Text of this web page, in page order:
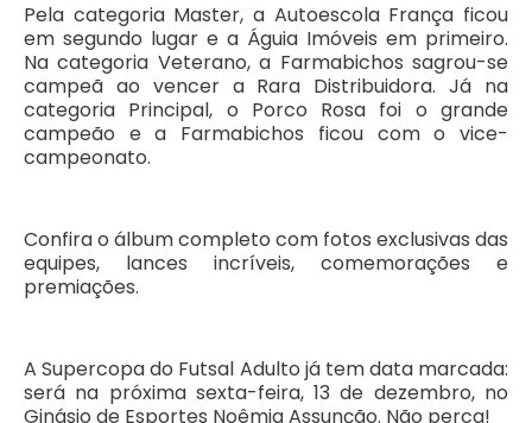
Pela categoria Master, a Autoescola França ficou
em segundo lugar e a Águia Imóveis em primeiro.
Na categoria Veterano, a Farmabichos sagrou-se
campeã ao vencer a Rara Distribuidora. Já na
categoria Principal, o Porco Rosa foi o grande
campeão e a Farmabichos ficou com o vice-
campeonato.
Confira o álbum completo com fotos exclusivas das
equipes, lances incríveis, comemorações e
premiações.
A Supercopa do Futsal Adulto já tem data marcada:
será na próxima sexta-feira, 13 de dezembro, no
Ginásio de Esportes Noêmia Assunção. Não perca!